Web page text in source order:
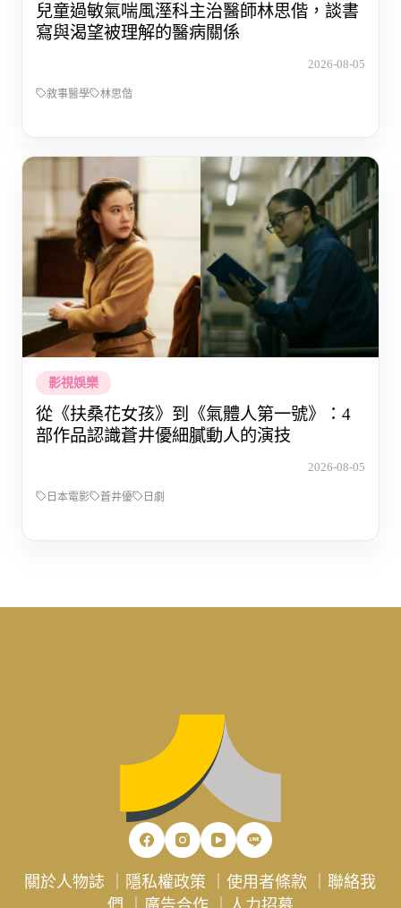
兒童過敏氣喘風溼科主治醫師林思偕，談書
寫與渴望被理解的醫病關係
2026-08-05
敘事醫學 林思偕
影視娛樂
從《扶桑花女孩》到《氣體人第一號》：4
部作品認識蒼井優細膩動人的演技
2026-08-05
日本電影 蒼井優 日劇
關於人物誌 隱私權政策 ｜使用者條款 ｜聯絡我